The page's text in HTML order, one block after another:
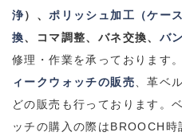
浄）、 ポリッシュ加工（ケー
換、コマ調整、バネ交換、 バ
修理・作業を承っております。
ィークウォッチの販売 、革ベ
どの販売も行っております。
ッチの購入の際はBROOCH時